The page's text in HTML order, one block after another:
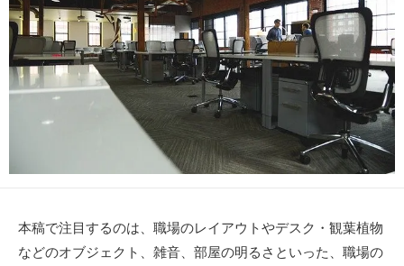
本稿で注目するのは、職場のレイアウトやデスク・観葉植物
などのオブジェクト、雑音、部屋の明るさといった、職場の